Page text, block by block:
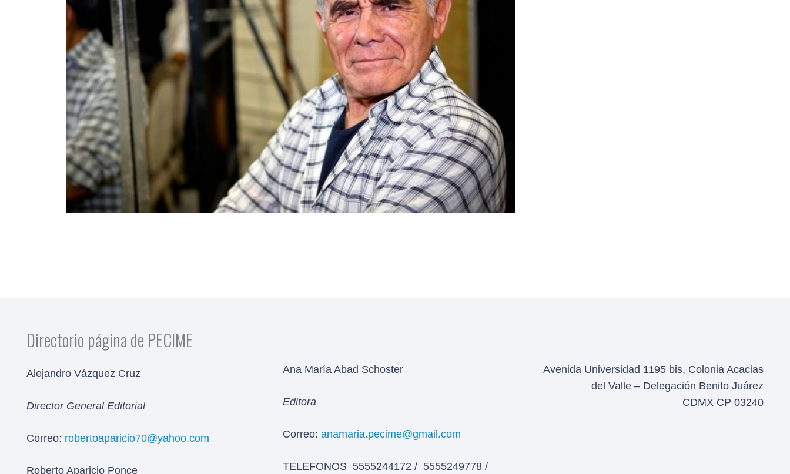
Directorio página de PECIME
Alejandro Vázquez Cruz
Director General Editorial
Correo: robertoaparicio70@yahoo.com
Roberto Aparicio Ponce
Ana María Abad Schoster
Editora
Correo: anamaria.pecime@gmail.com
TELEFONOS 5555244172 / 5555249778 /
Avenida Universidad 1195 bis, Colonia Acacias
del Valle – Delegación Benito Juárez
CDMX CP 03240